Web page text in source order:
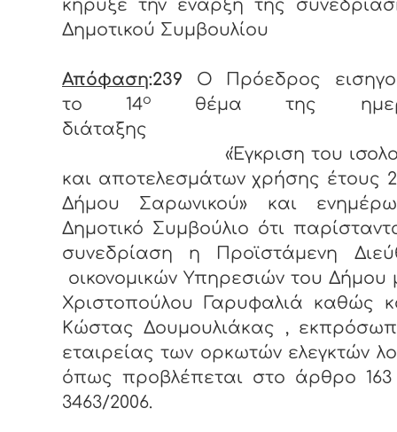
κήρυξε την έναρξη της
Δημοτικού Συμβουλίου
Απόφαση:239 Ο Πρόεδρος
το 14ο
θέμα της
διάταξης
«Έγκριση του
και αποτελεσμάτων χρήσης έτους
Δήμου Σαρωνικού» και
Δημοτικό Συμβούλιο ότι
συνεδρίαση η Προϊστάμενη
οικονομικών Υπηρεσιών του Δήμου
Χριστοπούλου Γαρυφαλιά καθώς
Κώστας Δουμουλιάκας ,
εταιρείας των ορκωτών ελεγκτών
όπως προβλέπεται στο άρθρο
3463/2006.